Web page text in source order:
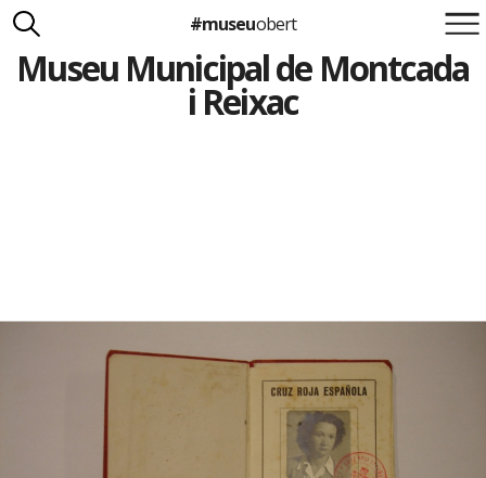
Suma't a la iniciativa
Carlota Royo
#museuobert
Museu Municipal de Montcada
i Reixac